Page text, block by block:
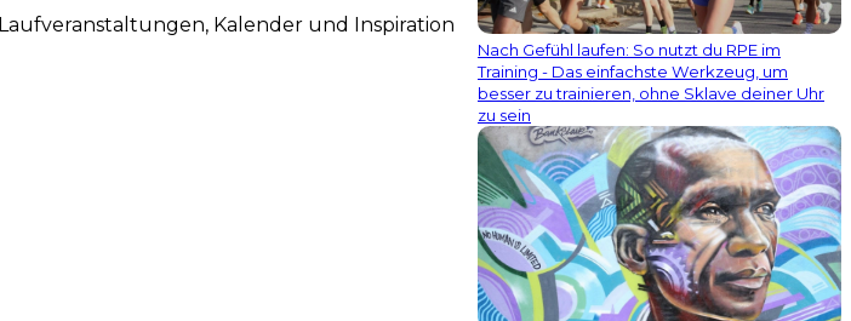
Laufveranstaltungen, Kalender und Inspiration
Nach Gefühl laufen: So nutzt du RPE im
Training - Das einfachste Werkzeug, um
besser zu trainieren, ohne Sklave deiner Uhr
zu sein